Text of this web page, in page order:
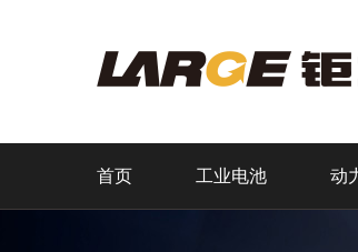
首页 工业电池 动